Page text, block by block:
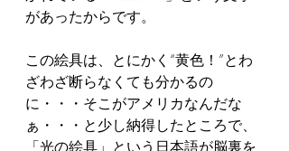
があったからです。
この絵具は、とにかく“黄色！”とわ
ざわざ断らなくても分かるの
に・・・そこがアメリカなんだな
ぁ・・・と少し納得したところで、
「光の絵具」という日本語が脳裏を